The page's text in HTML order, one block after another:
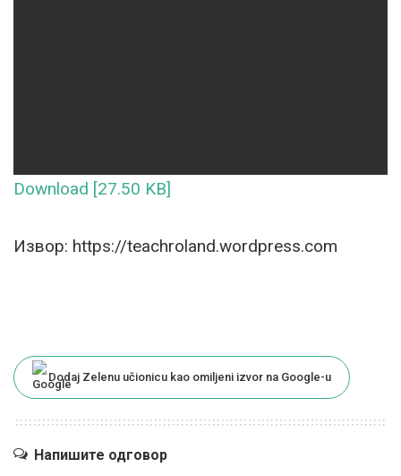
Download [27.50 KB]
Извор: https://teachroland.wordpress.com
Dodaj Zelenu učionicu kao omiljeni izvor na Google-u
Напишите одговор